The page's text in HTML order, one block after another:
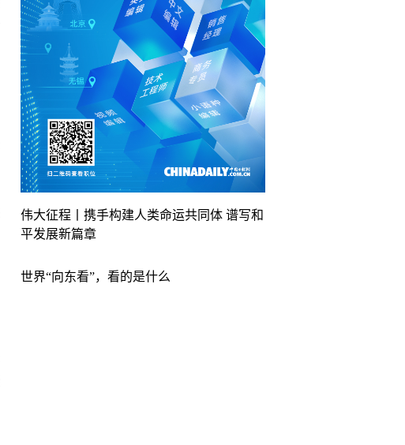
伟大征程丨携手构建人类命运共同体 谱写和
平发展新篇章
世界“向东看”，看的是什么